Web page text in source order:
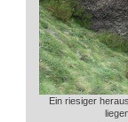
Ein riesiger